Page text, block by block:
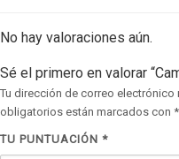
No hay valoraciones aún.
Sé el primero en valorar
Tu dirección de correo electrónico
obligatorios están marcados con *
TU PUNTUACIÓN *